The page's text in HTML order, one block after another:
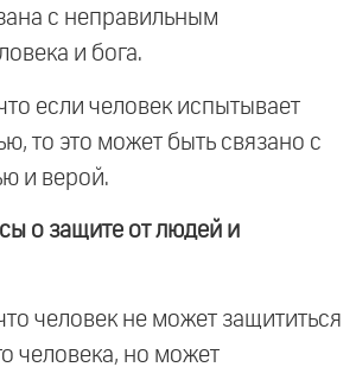
с неправильным
и бога.
если человек испытывает
то это может быть связано с
и верой.
о защите от людей и
человек не может защититься
человека, но может